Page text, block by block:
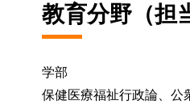
教育分野（担
学部
保健医療福祉行政論、